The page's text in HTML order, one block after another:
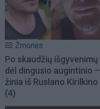
Žmonės
Po skaudžių išgyvenimų
dėl dingusio augintinio –
žinia iš Ruslano Kirilkino
(4)